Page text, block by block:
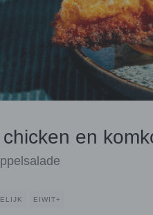
en
EIWIT+